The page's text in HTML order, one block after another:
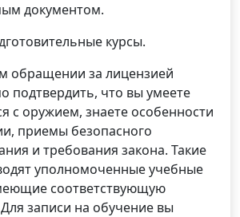
документом.
курсы.
обращении за лицензией
подтвердить, что вы умеете
с оружием, знаете особенности
приемы безопасного
и требования закона. Такие
уполномоченные учебные
соответствующую
записи на обучение вы